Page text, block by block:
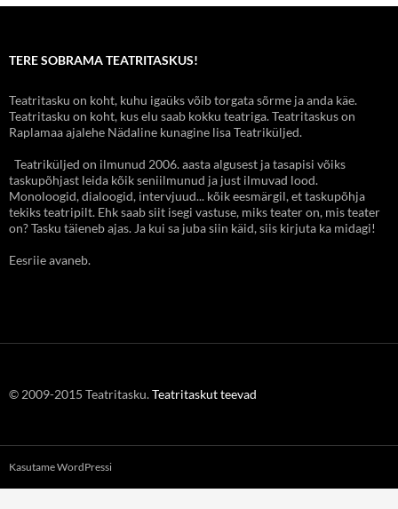
TERE SOBRAMA TEATRITASKUS!
Teatritasku on koht, kuhu igaüks võib torgata sõrme ja anda käe.
Teatritasku on koht, kus elu saab kokku teatriga. Teatritaskus on
Raplamaa ajalehe Nädaline kunagine lisa Teatriküljed.
Teatriküljed on ilmunud 2006. aasta algusest ja tasapisi võiks
taskupõhjast leida kõik seniilmunud ja just ilmuvad lood.
Monoloogid, dialoogid, intervjuud... kõik eesmärgil, et taskupõhja
tekiks teatripilt. Ehk saab siit isegi vastuse, miks teater on, mis teater
on? Tasku täieneb ajas. Ja kui sa juba siin käid, siis kirjuta ka midagi!
Eesriie avaneb.
© 2009-2015 Teatritasku.Teatritaskut teevad
Kasutame WordPressi